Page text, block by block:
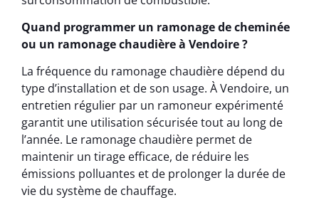
Quand programmer un ramonage de cheminée
ou un ramonage chaudière à Vendoire ?
La fréquence du ramonage chaudière dépend du
type d’installation et de son usage. À Vendoire, un
entretien régulier par un ramoneur expérimenté
garantit une utilisation sécurisée tout au long de
l’année. Le ramonage chaudière permet de
maintenir un tirage efficace, de réduire les
émissions polluantes et de prolonger la durée de
vie du système de chauffage.